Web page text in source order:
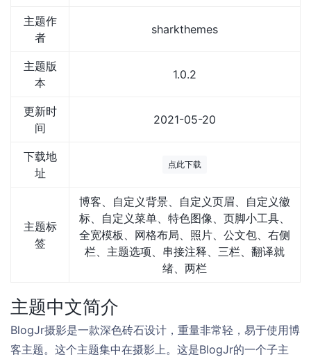
主题作
者
sharkthemes
主题版
本
1.0.2
更新时
间
2021-05-20
下载地
址
点此下载
主题标
签
博客、自定义背景、自定义页眉、自定义徽
标、自定义菜单、特色图像、页脚小工具、
全宽模板、网格布局、照片、公文包、右侧
栏、主题选项、串接注释、三栏、翻译就
绪、两栏
主题中文简介
BlogJr摄影是一款深色砖石设计，重量非常轻，易于使用博
客主题。这个主题集中在摄影上。这是BlogJr的一个子主